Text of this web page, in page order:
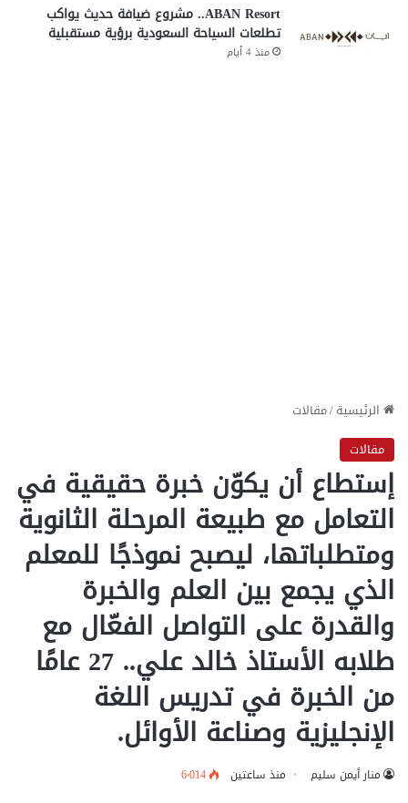
ABAN Resort.. مشروع ضيافة حديث يواكب
تطلعات السياحة السعودية برؤية مستقبلية
منذ 4 أيام